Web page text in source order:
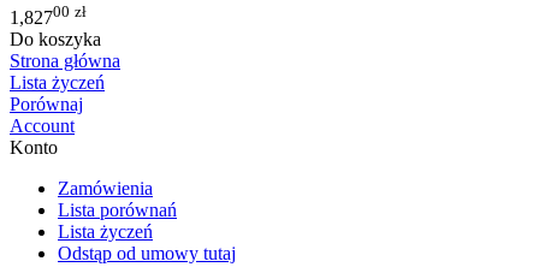
1,82700 zł
Do koszyka
Strona główna
Lista życzeń
Porównaj
Account
Konto
Zamówienia
Lista porównań
Lista życzeń
Odstąp od umowy tutaj